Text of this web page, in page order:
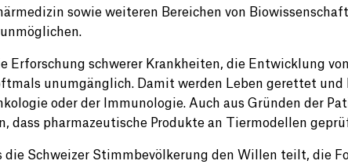
sowie weiteren Bereichen von
Erforschung schwerer Krankheiten, die Entwicklung
unumgänglich. Damit werden Leben gerettet und
oder der Immunologie. Auch aus Gründen der
dass pharmazeutische Produkte an Tiermodellen
die Schweizer Stimmbevölkerung den Willen teilt, die